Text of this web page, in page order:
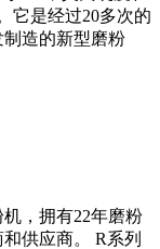
它是经过20多次的
造的新型磨粉
，拥有22年磨粉
供应商。 R系列